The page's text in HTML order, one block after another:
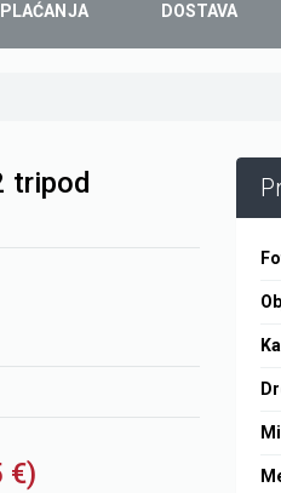
DOSTAVA
tripod
€)